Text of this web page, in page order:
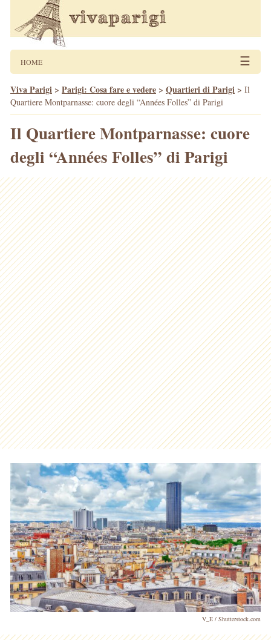
HOME ☰
Viva Parigi > Parigi: Cosa fare e vedere > Quartieri di Parigi > Il
Quartiere Montparnasse: cuore degli “Années Folles” di Parigi
Il Quartiere Montparnasse: cuore
degli “Années Folles” di Parigi
V_E / Shutterstock.com